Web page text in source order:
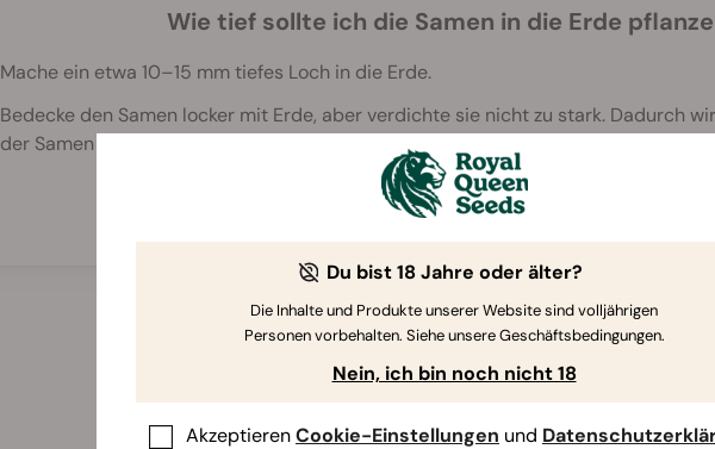
Wie tief sollte ich die Samen in die Erde
Mache ein etwa 10–15 mm tiefes Loch in die Erde.
Bedecke den Samen locker mit Erde, aber verdichte sie nicht zu stark. Dadurch
der Samen ohne zu viel Druck problemlos keimen kann.
Du bist 18 Jahre oder älter?
Die Inhalte und Produkte unserer Website sind volljährigen
Personen vorbehalten. Siehe unsere Geschäftsbedingungen.
Nein, ich bin noch nicht 18
AkzeptierenCookie-Einstellungen und